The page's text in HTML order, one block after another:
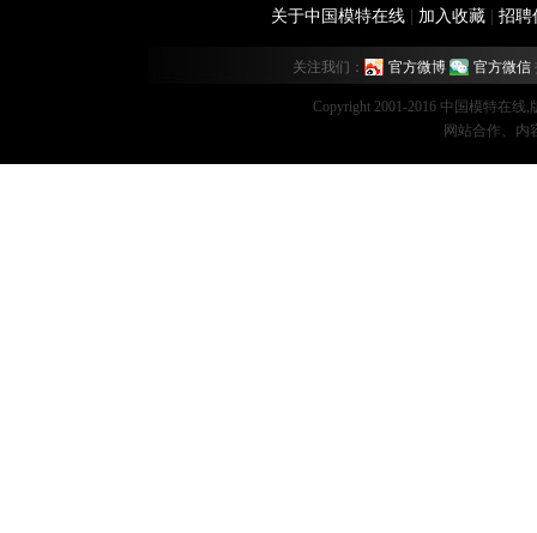
关于中国模特在线 加入收藏 招聘
关注我们： 官方微博 官方微信
Copyright 2001-2016 中国模特在线
网站合作、内